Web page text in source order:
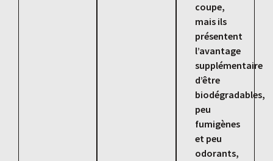
coupe,
mais ils
présentent
l’avantage
supplémentaire
d’être
biodégradables,
peu
fumigènes
et peu
odorants,